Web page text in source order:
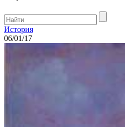
История
06/01/17